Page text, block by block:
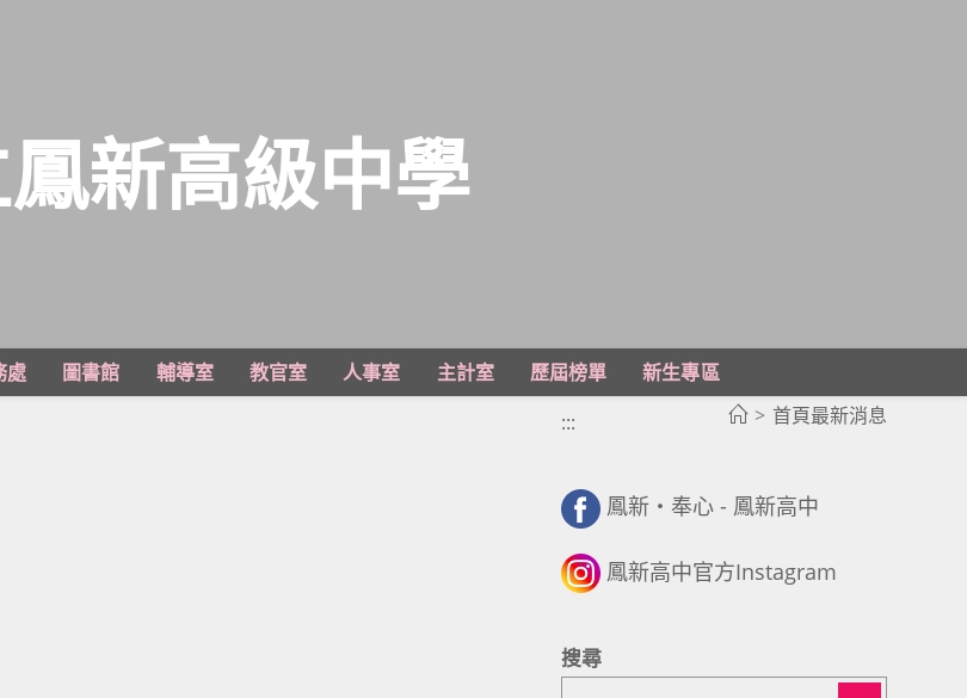
新高級中學
處 圖書館 輔導室 教官室 人事室 主計室 歷屆榜單
新生專區
> 首頁最新消息
:::
鳳新・奉心 - 鳳新高中
鳳新高中官方Instagram
搜尋